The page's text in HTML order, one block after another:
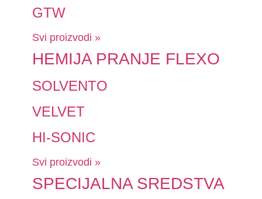
GTW
Svi proizvodi »
HEMIJA PRANJE FLEXO
SOLVENTO
VELVET
HI-SONIC
Svi proizvodi »
SPECIJALNA SREDSTVA